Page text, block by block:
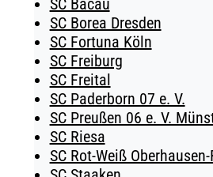
SC Bacau
SC Borea Dresden
SC Fortuna Köln
SC Freiburg
SC Freital
SC Paderborn 07 e. V.
SC Preußen 06 e. V.
SC Riesa
SC Rot-Weiß